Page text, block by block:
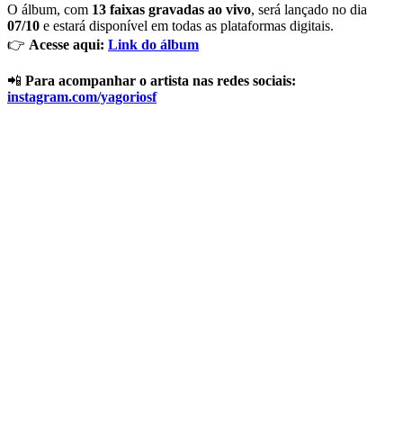
O álbum, com 13 faixas gravadas ao vivo, será lançado no dia
07/10 e estará disponível em todas as plataformas digitais.
👉 Acesse aqui: Link do álbum
📲 Para acompanhar o artista nas redes sociais:
instagram.com/yagoriosf